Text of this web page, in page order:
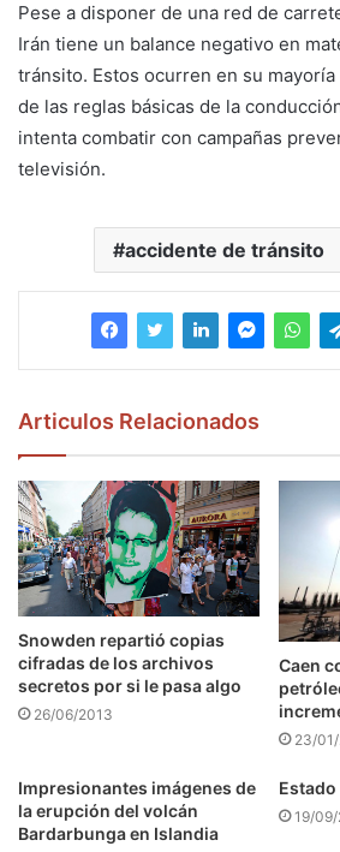
Pese a disponer de una red de
Irán tiene un balance negativo en
tránsito. Estos ocurren en su
de las reglas básicas de la
intenta combatir con campañas
televisión.
accidente de tránsito
Articulos Relacionados
Snowden repartió copias
cifradas de los archivos
secretos por si le pasa algo
26/06/2013
Caen
23/
Impresionantes imágenes de
la erupción del volcán
Bardarbunga en Islandia
19/